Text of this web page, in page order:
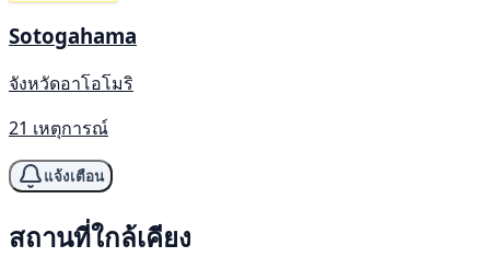
Sotogahama
จังหวัดอาโอโมริ
21 เหตุการณ์
แจ้งเตือน
สถานที่ใกล้เคียง